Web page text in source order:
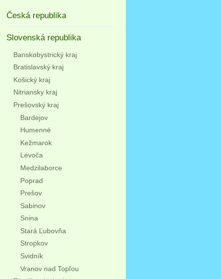
Česká republika
Slovenská republika
Banskobystrický kraj
Bratislavský kraj
Košický kraj
Nitriansky kraj
Prešovský kraj
Bardejov
Humenné
Kežmarok
Levoča
Medzilaborce
Poprad
Prešov
Sabinov
Snina
Stará Ľubovňa
Stropkov
Svidník
Vranov nad Topľou